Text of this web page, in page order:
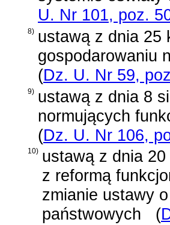
U. Nr 101, poz.
8) ustawą z dnia 25
gospodarowaniu
(Dz. U. Nr 59,
9) ustawą z dnia 8
normujących
(Dz. U. Nr 106,
10) ustawą z dnia
z reformą
zmianie ustawy
państwowych
(